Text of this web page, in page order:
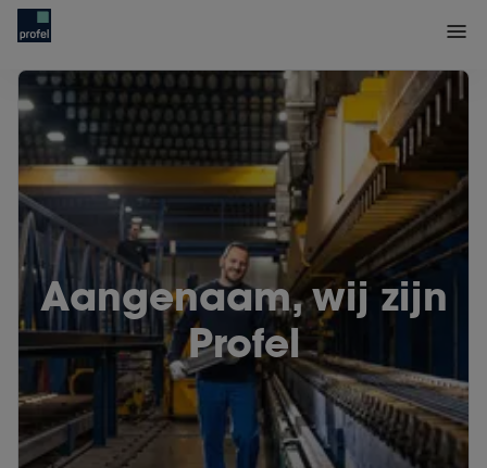
Aangenaam, wij zijn
Profel